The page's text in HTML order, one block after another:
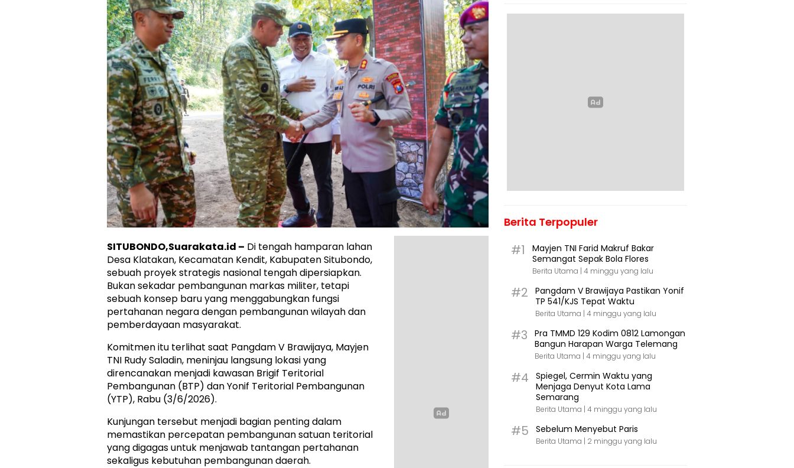
SITUBONDO,Suarakata.id – Di tengah hamparan lahan
Desa Klatakan, Kecamatan Kendit, Kabupaten Situbondo,
sebuah proyek strategis nasional tengah dipersiapkan.
Bukan sekadar pembangunan markas militer, tetapi
sebuah konsep baru yang menggabungkan fungsi
pertahanan negara dengan pembangunan wilayah dan
pemberdayaan masyarakat.
Komitmen itu terlihat saat Pangdam V Brawijaya, Mayjen
TNI Rudy Saladin, meninjau langsung lokasi yang
direncanakan menjadi kawasan Brigif Teritorial
Pembangunan (BTP) dan Yonif Teritorial Pembangunan
(YTP), Rabu (3/6/2026).
Kunjungan tersebut menjadi bagian penting dalam
memastikan percepatan pembangunan satuan teritorial
yang digagas untuk menjawab tantangan pertahanan
sekaligus kebutuhan pembangunan daerah.
Berita Terpopuler
#1
Mayjen TNI Farid Makruf Bakar
Semangat Sepak Bola Flores
Berita Utama | 4 minggu yang lalu
#2
Pangdam V Brawijaya Pastikan Yonif
TP 541/KJS Tepat Waktu
Berita Utama | 4 minggu yang lalu
#3
Pra TMMD 129 Kodim 0812 Lamongan
Bangun Harapan Warga Telemang
Berita Utama | 4 minggu yang lalu
#4
Spiegel, Cermin Waktu yang
Menjaga Denyut Kota Lama
Semarang
Berita Utama | 4 minggu yang lalu
#5 Sebelum Menyebut Paris
Berita Utama | 2 minggu yang lalu